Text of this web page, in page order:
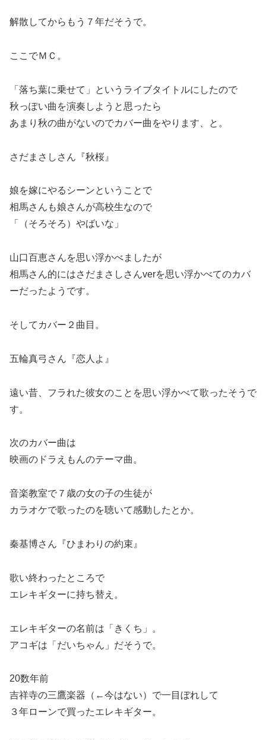
解散してからもう７年だそうで。
ここでＭＣ。
「落ち葉に乗せて」というライブタイトルにしたので
秋っぽい曲を演奏しようと思ったら
あまり秋の曲がないのでカバー曲をやります、と。
さだまさしさん『秋桜』
娘を嫁にやるシーンということで
相馬さんも娘さんが高校生なので
「（そろそろ）やばいな」
山口百恵さんを思い浮かべましたが
相馬さん的にはさだまさしさんverを思い浮かべてのカバ
ーだったようです。
そしてカバー２曲目。
五輪真弓さん『恋人よ』
遠い昔、フラれた彼女のことを思い浮かべて歌ったそうで
す。
次のカバー曲は
映画のドラえもんのテーマ曲。
音楽教室で７歳の女の子の生徒が
カラオケで歌ったのを聴いて感動したとか。
秦基博さん『ひまわりの約束』
歌い終わったところで
エレキギターに持ち替え。
エレキギターの名前は「きくち」。
アコギは「だいちゃん」だそうで。
20数年前
吉祥寺の三鷹楽器（←今はない）で一目ぼれして
３年ローンで買ったエレキギター。